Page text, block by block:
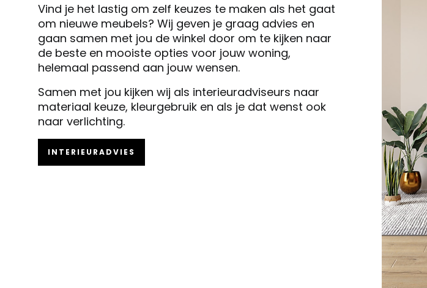
Vind je het lastig om zelf keuzes te maken als het gaat
om nieuwe meubels? Wij geven je graag advies en
gaan samen met jou de winkel door om te kijken naar
de beste en mooiste opties voor jouw woning,
helemaal passend aan jouw wensen.
Samen met jou kijken wij als interieuradviseurs naar
materiaal keuze, kleurgebruik en als je dat wenst ook
naar verlichting.
INTERIEURADVIES